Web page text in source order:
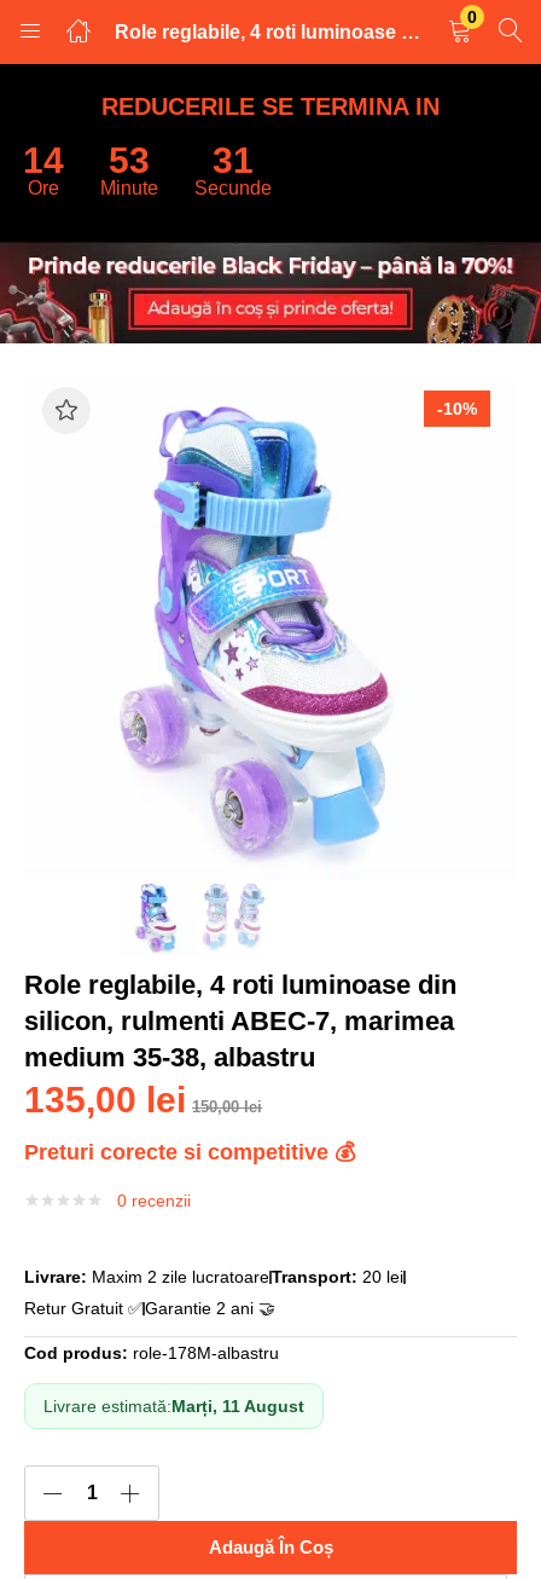
Role reglabile, 4 roti luminoase din silicon, rulmenti ABEC-7, marimea medium 35-38, albastru
0
LOGARE
INREGISTRARE
Introduceti numele de utilizator și parola pentru a va autentifica.
Logare
Parola uitata?
REDUCERILE SE TERMINA IN
14
Ore
53
Minute
30
Secunde
-10%
Role reglabile, 4 roti luminoase din
silicon, rulmenti ABEC-7, marimea
medium 35-38, albastru
135,00 lei 150,00lei
Preturi corecte si competitive 💰
0 recenzii
Livrare: Maxim 2 zile lucratoareTransport: 20 lei
Retur Gratuit ✅Garantie 2 ani 🤝
Cod produs: role-178M-albastru
Livrare estimată:Marți, 11 August
Adaugă În Coș